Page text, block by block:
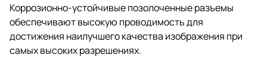
Коррозионно-устойчивые позолоченные разъемы
обеспечивают высокую проводимость для
достижения наилучшего качества изображения при
самых высоких разрешениях.